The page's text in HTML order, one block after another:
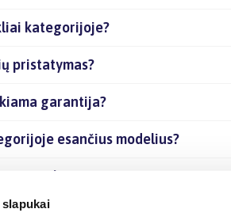
kategorijoje?
pristatymas?
garantija?
esančius modelius?
prekes internetu?